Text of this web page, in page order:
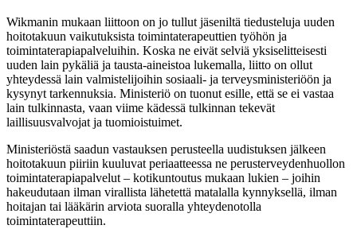
Wikmanin mukaan liittoon on jo tullut jäseniltä tiedusteluja uuden
hoitotakuun vaikutuksista toimintaterapeuttien työhön ja
toimintaterapiapalveluihin. Koska ne eivät selviä yksiselitteisesti
uuden lain pykäliä ja tausta-aineistoa lukemalla, liitto on ollut
yhteydessä lain valmistelijoihin sosiaali- ja terveysministeriöön ja
kysynyt tarkennuksia. Ministeriö on tuonut esille, että se ei vastaa
lain tulkinnasta, vaan viime kädessä tulkinnan tekevät
laillisuusvalvojat ja tuomioistuimet.
Ministeriöstä saadun vastauksen perusteella uudistuksen jälkeen
hoitotakuun piiriin kuuluvat periaatteessa ne perusterveydenhuollon
toimintaterapiapalvelut – kotikuntoutus mukaan lukien – joihin
hakeudutaan ilman virallista lähetettä matalalla kynnyksellä, ilman
hoitajan tai lääkärin arviota suoralla yhteydenotolla
toimintaterapeuttiin.